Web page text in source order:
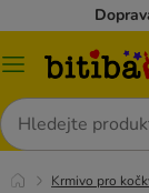
Kategorie
Hledat
Krmivo pro